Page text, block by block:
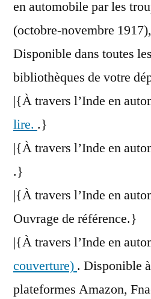
en automobile par les
(octobre-novembre 1917),
Disponible dans toutes
bibliothèques de votre
|{À travers l’Inde en
lire. .}
|{À travers l’Inde en
.}
|{À travers l’Inde en
Ouvrage de référence.}
|{À travers l’Inde en
couverture) . Disponible
plateformes Amazon,